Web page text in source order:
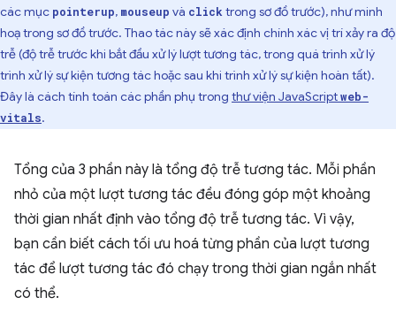
các mục pointerup, mouseup và click trong sơ đồ trước), như minh
hoạ trong sơ đồ trước. Thao tác này sẽ xác định chính xác vị trí xảy ra độ
trễ (độ trễ trước khi bắt đầu xử lý lượt tương tác, trong quá trình xử lý
trình xử lý sự kiện tương tác hoặc sau khi trình xử lý sự kiện hoàn tất).
Đây là cách tính toán các phần phụ trong thư viện JavaScriptweb-
vitals.
Tổng của 3 phần này là tổng độ trễ tương tác. Mỗi phần
nhỏ của một lượt tương tác đều đóng góp một khoảng
thời gian nhất định vào tổng độ trễ tương tác. Vì vậy,
bạn cần biết cách tối ưu hoá từng phần của lượt tương
tác để lượt tương tác đó chạy trong thời gian ngắn nhất
có thể.